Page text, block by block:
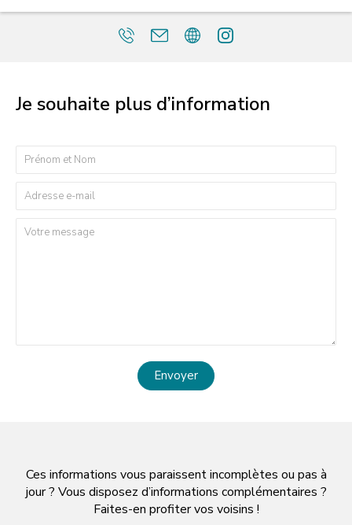
Je souhaite plus d’information
Envoyer
Ces informations vous paraissent incomplètes ou pas à
jour ? Vous disposez d’informations complémentaires ?
Faites-en profiter vos voisins !